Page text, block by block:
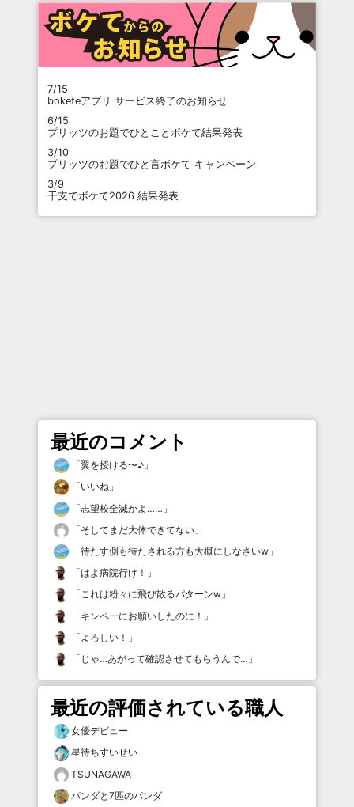
7/15
boketeアプリ サービス終了のお知らせ
6/15
プリッツのお題でひとことボケて結果発表
3/10
プリッツのお題でひと言ボケて キャンペーン
3/9
干支でボケて2026 結果発表
最近のコメント
「翼を授ける〜♪ 」
「いいね 」
「志望校全滅かよ…… 」
「そしてまだ大体できてない 」
「待たす側も待たされる方も大概にしなさいw 」
「はよ病院行け！ 」
「これは粉々に飛び散るパターンw 」
「キンペーにお願いしたのに！ 」
「 よろしい！ 」
「 じゃ…あがって確認させてもらうんで… 」
最近の評価されている職人
女優デビュー
星待ちすいせい
TSUNAGAWA
パンダと7匹のパンダ